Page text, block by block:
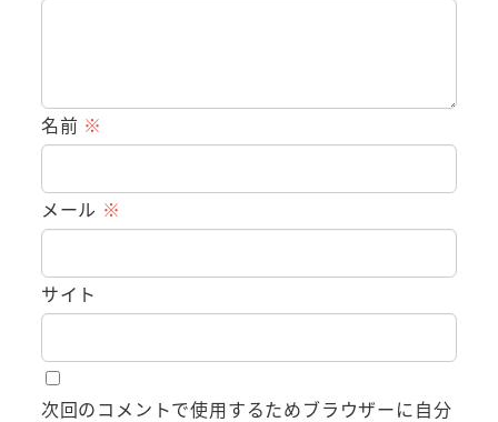
名前 ※
メール ※
サイト
次回のコメントで使用するためブラウザーに自分